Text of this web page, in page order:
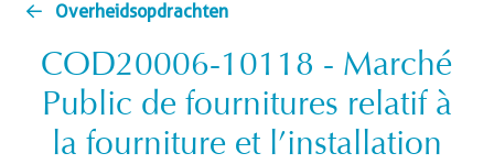
Overheidsopdrachten
COD20006-10118 - Marché
Public de fournitures relatif à
la fourniture et l’installation